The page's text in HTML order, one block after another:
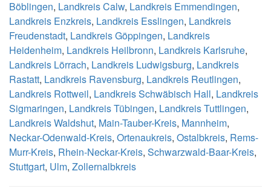
Böblingen, Landkreis Calw, Landkreis Emmendingen,
Landkreis Enzkreis, Landkreis Esslingen, Landkreis
Freudenstadt, Landkreis Göppingen, Landkreis
Heidenheim, Landkreis Heilbronn, Landkreis Karlsruhe,
Landkreis Lörrach, Landkreis Ludwigsburg, Landkreis
Rastatt, Landkreis Ravensburg, Landkreis Reutlingen,
Landkreis Rottweil, Landkreis Schwäbisch Hall, Landkreis
Sigmaringen, Landkreis Tübingen, Landkreis Tuttlingen,
Landkreis Waldshut, Main-Tauber-Kreis, Mannheim,
Neckar-Odenwald-Kreis, Ortenaukreis, Ostalbkreis, Rems-
Murr-Kreis, Rhein-Neckar-Kreis, Schwarzwald-Baar-Kreis,
Stuttgart, Ulm, Zollernalbkreis